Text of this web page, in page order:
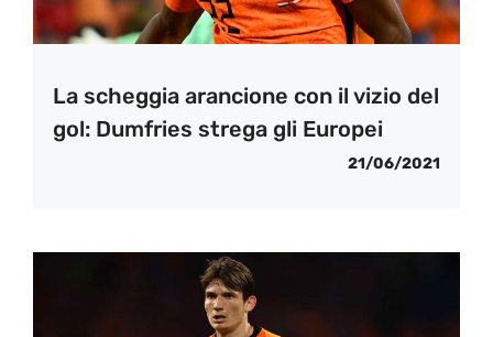
La scheggia arancione con il vizio del
gol: Dumfries strega gli Europei
21/06/2021